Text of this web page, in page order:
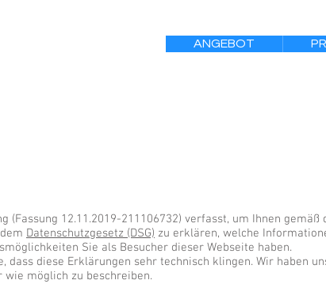
ANGEBOT
(Fassung 12.11.2019-211106732) verfasst, um Ihnen gemäß
Datenschutzgesetz (DSG) zu erklären, welche
Sie als Besucher dieser Webseite haben.
dass diese Erklärungen sehr technisch klingen. Wir haben
möglich zu beschreiben.